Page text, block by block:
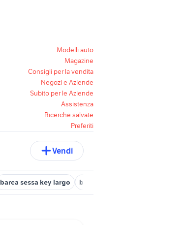
Modelli auto
Magazine
Consigli per la vendita
Negozi e Aziende
Subito per le Aziende
Assistenza
Ricerche salvate
Preferiti
Vendi
barca sessa key largo barca caccia e pesca